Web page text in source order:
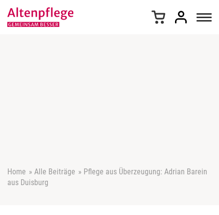
Home » Alle Beiträge » Pflege aus Überzeugung: Adrian Barein
aus Duisburg